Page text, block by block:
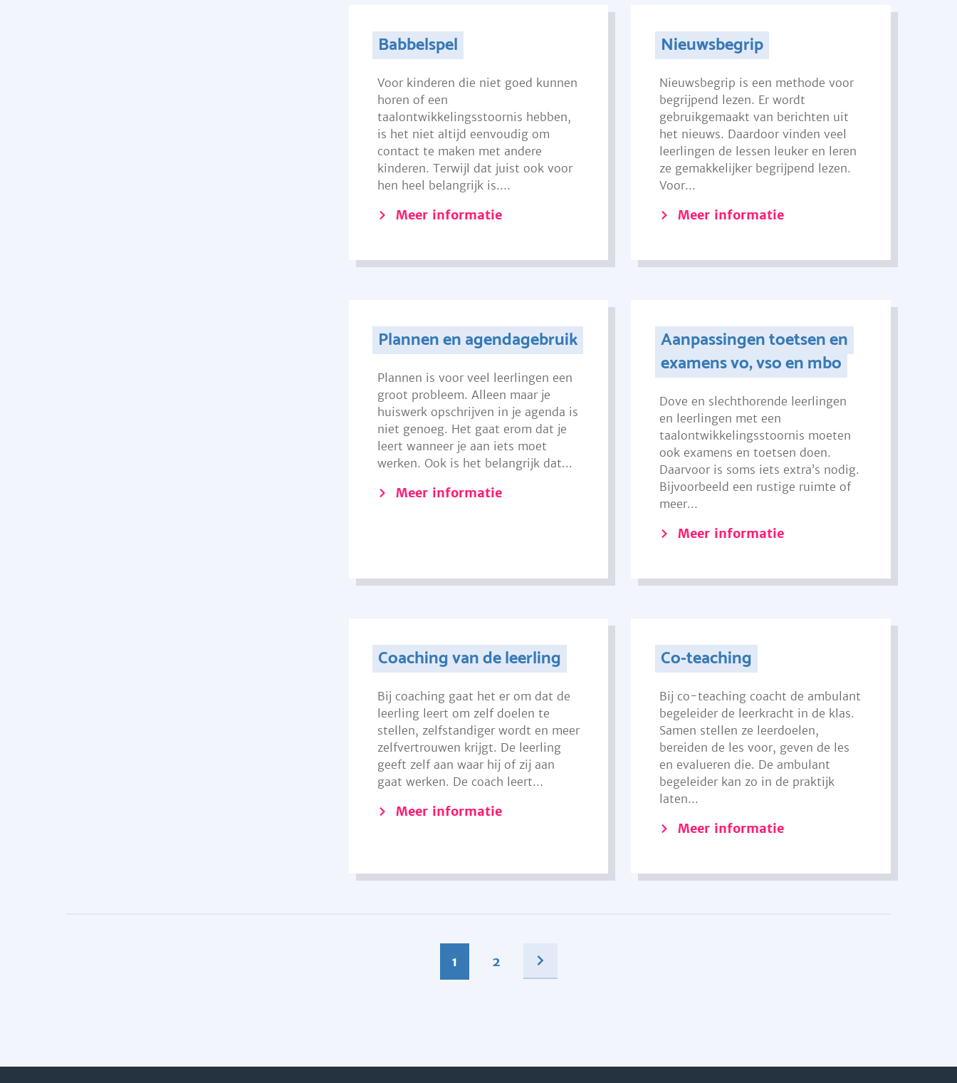
Babbelspel
Voor kinderen die niet goed kunnen
horen of een
taalontwikkelingsstoornis hebben,
is het niet altijd eenvoudig om
contact te maken met andere
kinderen. Terwijl dat juist ook voor
hen heel belangrijk is....
Meer informatie
Nieuwsbegrip
Nieuwsbegrip is een methode voor
begrijpend lezen. Er wordt
gebruikgemaakt van berichten uit
het nieuws. Daardoor vinden veel
leerlingen de lessen leuker en leren
ze gemakkelijker begrijpend lezen.
Voor...
Meer informatie
Plannen en agendagebruik
Plannen is voor veel leerlingen een
groot probleem. Alleen maar je
huiswerk opschrijven in je agenda is
niet genoeg. Het gaat erom dat je
leert wanneer je aan iets moet
werken. Ook is het belangrijk dat...
Meer informatie
Aanpassingen toetsen en
examens vo, vso en mbo
Dove en slechthorende leerlingen
en leerlingen met een
taalontwikkelingsstoornis moeten
ook examens en toetsen doen.
Daarvoor is soms iets extra’s nodig.
Bijvoorbeeld een rustige ruimte of
meer...
Meer informatie
Coaching van de leerling
Bij coaching gaat het er om dat de
leerling leert om zelf doelen te
stellen, zelfstandiger wordt en meer
zelfvertrouwen krijgt. De leerling
geeft zelf aan waar hij of zij aan
gaat werken. De coach leert...
Meer informatie
Co-teaching
Bij co-teaching coacht de ambulant
begeleider de leerkracht in de klas.
Samen stellen ze leerdoelen,
bereiden de les voor, geven de les
en evalueren die. De ambulant
begeleider kan zo in de praktijk
laten...
Meer informatie
1 2